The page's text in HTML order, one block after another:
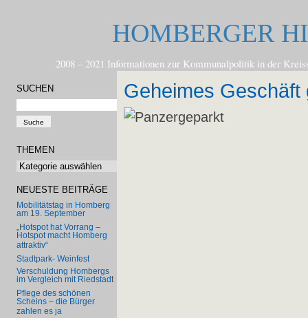
HOMBERGER
2008 – 2021 Informationen zur Kommunalpolitik in der
SUCHEN
THEMEN
Themen
NEUESTE BEITRÄGE
Mobilitätstag in Homberg
am 19. September
„Hotspot hat Vorrang –
Hotspot macht Homberg
attraktiv“
Stadtpark- Weinfest
Verschuldung Hombergs
im Vergleich mit Riedstadt
Pflege des schönen
Scheins – die Bürger
zahlen es ja
Geheimes Geschäft